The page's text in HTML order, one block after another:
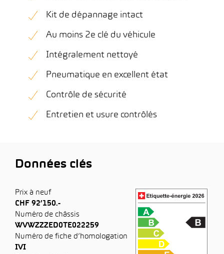
Kit de dépannage intact
Au moins 2e clé du véhicule
Intégralement nettoyé
Pneumatique en excellent état
Contrôle de sécurité
Entretien et usure contrôlés
Données clés
Prix à neuf
CHF 92’150.-
Numéro de châssis
WVWZZZED0TE022259
Numéro de fiche d’homologation
IVI